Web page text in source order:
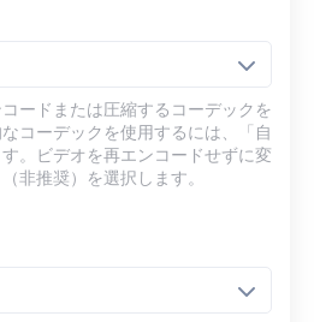
ードまたは圧縮するコーデックを
コーデックを使用するには、「自
。ビデオを再エンコードせずに変
非推奨）を選択します。